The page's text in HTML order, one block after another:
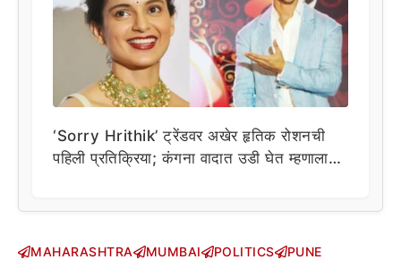
‘Sorry Hrithik’ ट्रेंडवर अखेर हृतिक रोशनची
पहिली प्रतिक्रिया; कंगना वादात उडी घेत म्हणाला…
MAHARASHTRA MUMBAI POLITICS PUNE